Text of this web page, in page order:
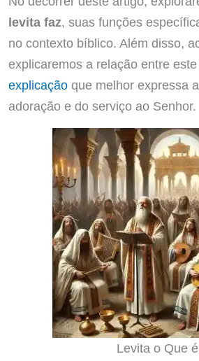
levita faz, suas funções
no contexto bíblico. Além disso,
explicaremos a relação entre
explicaçãoque melhor expressa
adoração e do serviço ao Senhor.
Levita o Que é